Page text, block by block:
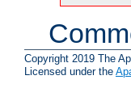
Copyright 2019 The
Licensed under the